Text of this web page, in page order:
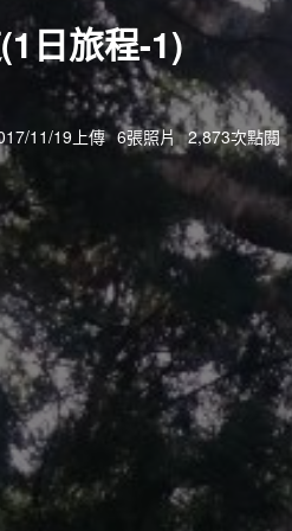
日旅程-1)
11/19上傳 6張照片 2,873次點閱